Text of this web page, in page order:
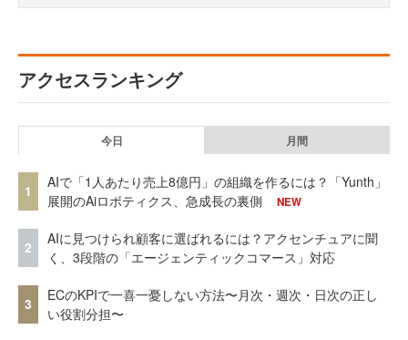
アクセスランキング
今日 月間
1
AIで「1人あたり売上8億円」の組織を作るには？「Yunth」
展開のAiロボティクス、急成長の裏側
NEW
2
AIに見つけられ顧客に選ばれるには？アクセンチュアに聞
く、3段階の「エージェンティックコマース」対応
3
ECのKPIで一喜一憂しない方法〜月次・週次・日次の正し
い役割分担〜